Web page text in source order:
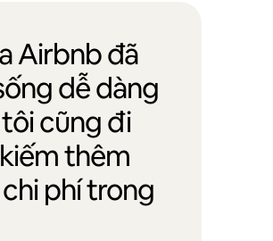
Airbnb đã
dễ dàng
cũng đi
thêm
phí trong